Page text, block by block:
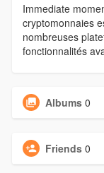
Immediate
cryptomonnaies
nombreuses
fonctionnalités
Albums 0
Friends 0